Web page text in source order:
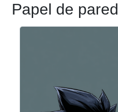
Papel de